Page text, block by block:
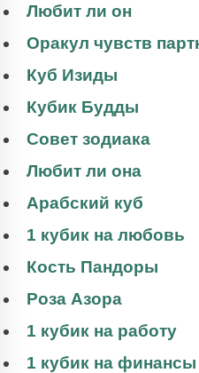
Любит ли он
Оракул чувств
Куб Изиды
Кубик Будды
Совет зодиака
Любит ли она
Арабский куб
1 кубик на любовь
Кость Пандоры
Роза Азора
1 кубик на работу
1 кубик на финансы